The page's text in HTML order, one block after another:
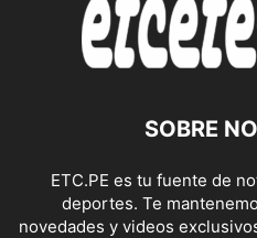
SOBRE
ETC.PE es tu fuente de
deportes. Te
novedades y videos